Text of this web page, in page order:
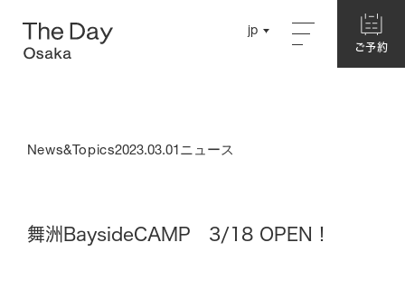
jp
ご予約
jp
ご予約
Close
Garden
News&Topics2023.03.01 ニュース
舞洲BaysideCAMP 3/18 OPEN！